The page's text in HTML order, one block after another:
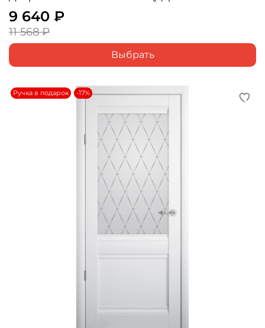
9 640 ₽
11 568 ₽
Выбрать
Ручка в подарок -17%